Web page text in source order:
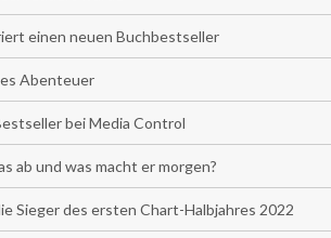
einen neuen Buchbestseller
Abenteuer
bei Media Control
ab und was macht er morgen?
Sieger des ersten Chart-Halbjahres 2022